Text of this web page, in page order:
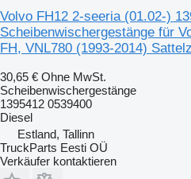
Volvo FH12 2-seeria (01.02-)
Scheibenwischergestänge für
FH, VNL780 (1993-2014)
30,65 € Ohne MwSt.
Scheibenwischergestänge
1395412 0539400
Diesel
Estland, Tallinn
TruckParts Eesti OÜ
Verkäufer kontaktieren